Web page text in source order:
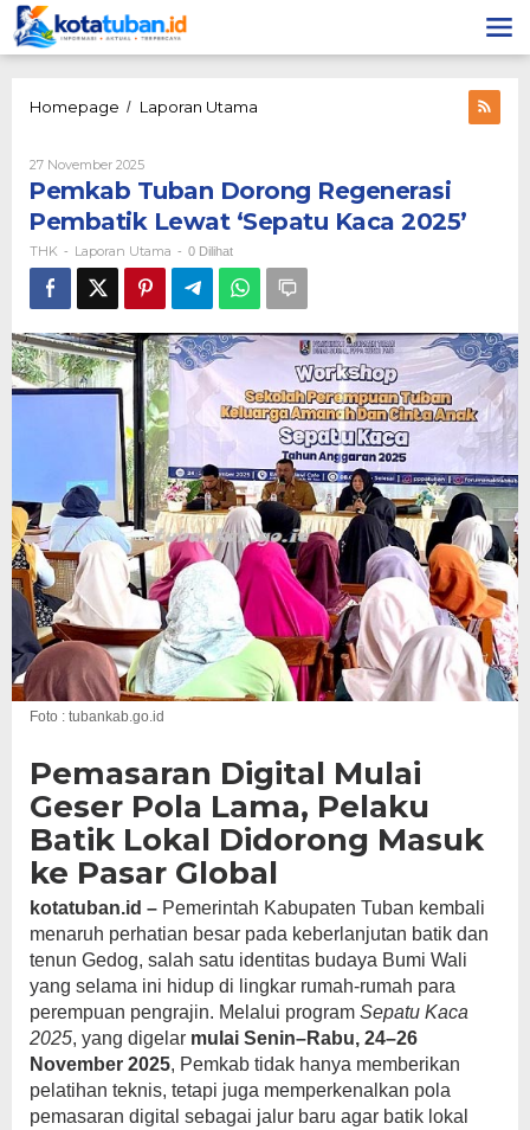
Lewati
ke
konten
Homepage / Laporan Utama
Pembatik
‘Sepatu
2025’
27 November 2025Oleh
THK
Pemkab Tuban Dorong Regenerasi
Pembatik Lewat ‘Sepatu Kaca 2025’
THK - Laporan Utama - 0 Dilihat
Foto : tubankab.go.id
Pemasaran Digital Mulai
Geser Pola Lama, Pelaku
Batik Lokal Didorong Masuk
ke Pasar Global
kotatuban.id – Pemerintah Kabupaten Tuban kembali
menaruh perhatian besar pada keberlanjutan batik dan
tenun Gedog, salah satu identitas budaya Bumi Wali
yang selama ini hidup di lingkar rumah-rumah para
perempuan pengrajin. Melalui program Sepatu Kaca
2025, yang digelar mulai Senin–Rabu, 24–26
November 2025, Pemkab tidak hanya memberikan
pelatihan teknis, tetapi juga memperkenalkan pola
pemasaran digital sebagai jalur baru agar batik lokal